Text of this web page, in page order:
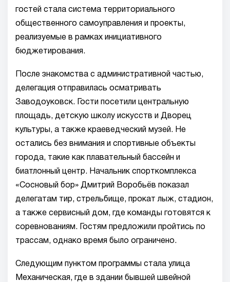
гостей стала система территориального
общественного самоуправления и проекты,
реализуемые в рамках инициативного
бюджетирования.
После знакомства с административной частью,
делегация отправилась осматривать
Заводоуковск. Гости посетили центральную
площадь, детскую школу искусств и Дворец
культуры, а также краеведческий музей. Не
остались без внимания и спортивные объекты
города, такие как плавательный бассейн и
биатлонный центр. Начальник спорткомплекса
«Сосновый бор» Дмитрий Воробьёв показал
делегатам тир, стрельбище, прокат лыж, стадион,
а также сервисный дом, где команды готовятся к
соревнованиям. Гостям предложили пройтись по
трассам, однако время было ограничено.
Следующим пунктом программы стала улица
Механическая, где в здании бывшей швейной